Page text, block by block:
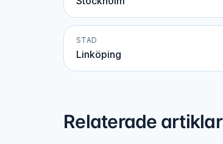
STAD
Linköping
Relaterade artiklar